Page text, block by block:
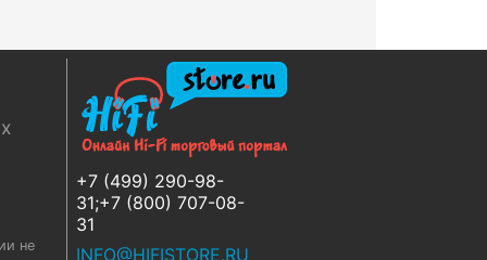
+7 (499) 290-98-
31;+7 (800) 707-08-
31
INFO@HIFISTORE.RU
не